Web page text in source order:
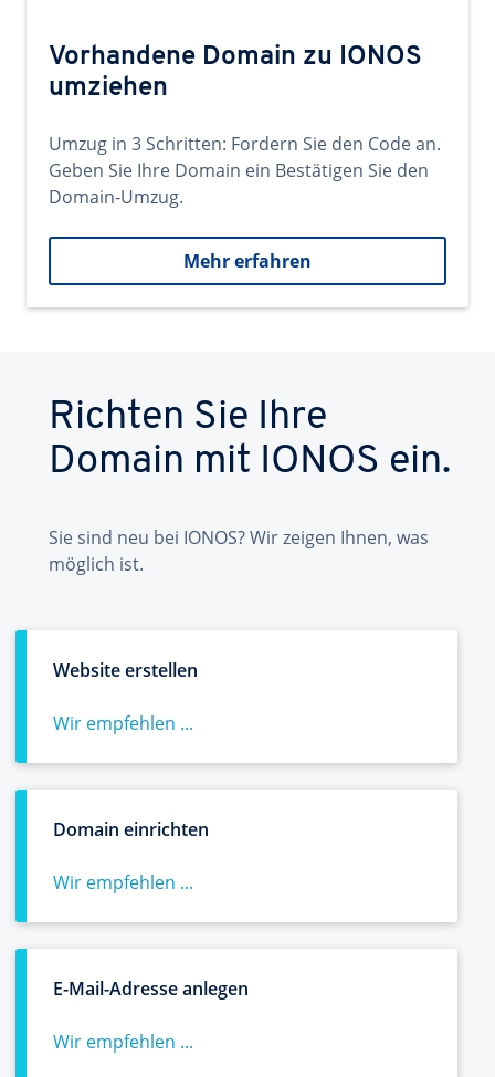
Vorhandene Domain zu IONOS
umziehen
Umzug in 3 Schritten: Fordern Sie den Code an.
Geben Sie Ihre Domain ein Bestätigen Sie den
Domain-Umzug.
Mehr erfahren
Richten Sie Ihre
Domain mit IONOS ein.
Sie sind neu bei IONOS? Wir zeigen Ihnen, was
möglich ist.
Website erstellen
Wir empfehlen ...
Domain einrichten
Wir empfehlen ...
E-Mail-Adresse anlegen
Wir empfehlen ...